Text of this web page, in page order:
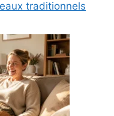
traditionnels